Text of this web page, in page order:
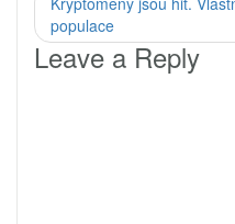
populace
Leave a Reply